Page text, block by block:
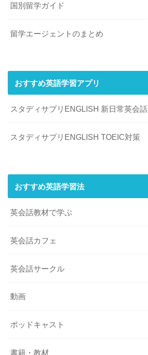
国別留学ガイド
留学エージェントのまとめ
おすすめ英語学習アプリ
スタディサプリENGLISH 新日常英会話
スタディサプリENGLISH TOEIC対策
おすすめ英語学習法
英会話教材で学ぶ
英会話カフェ
英会話サークル
動画
ポッドキャスト
書籍・教材